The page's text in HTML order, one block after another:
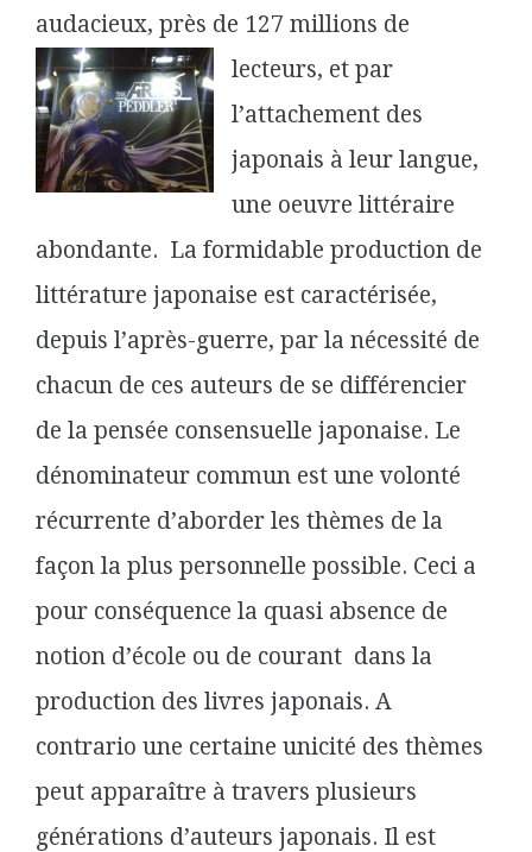
audacieux, près de 127 millions de
lecteurs, et par
l’attachement des
japonais à leur langue,
une oeuvre littéraire
abondante. La formidable production de
littérature japonaise est caractérisée,
depuis l’après-guerre, par la nécessité de
chacun de ces auteurs de se différencier
de la pensée consensuelle japonaise. Le
dénominateur commun est une volonté
récurrente d’aborder les thèmes de la
façon la plus personnelle possible. Ceci a
pour conséquence la quasi absence de
notion d’école ou de courant dans la
production des livres japonais. A
contrario une certaine unicité des thèmes
peut apparaître à travers plusieurs
générations d’auteurs japonais. Il est